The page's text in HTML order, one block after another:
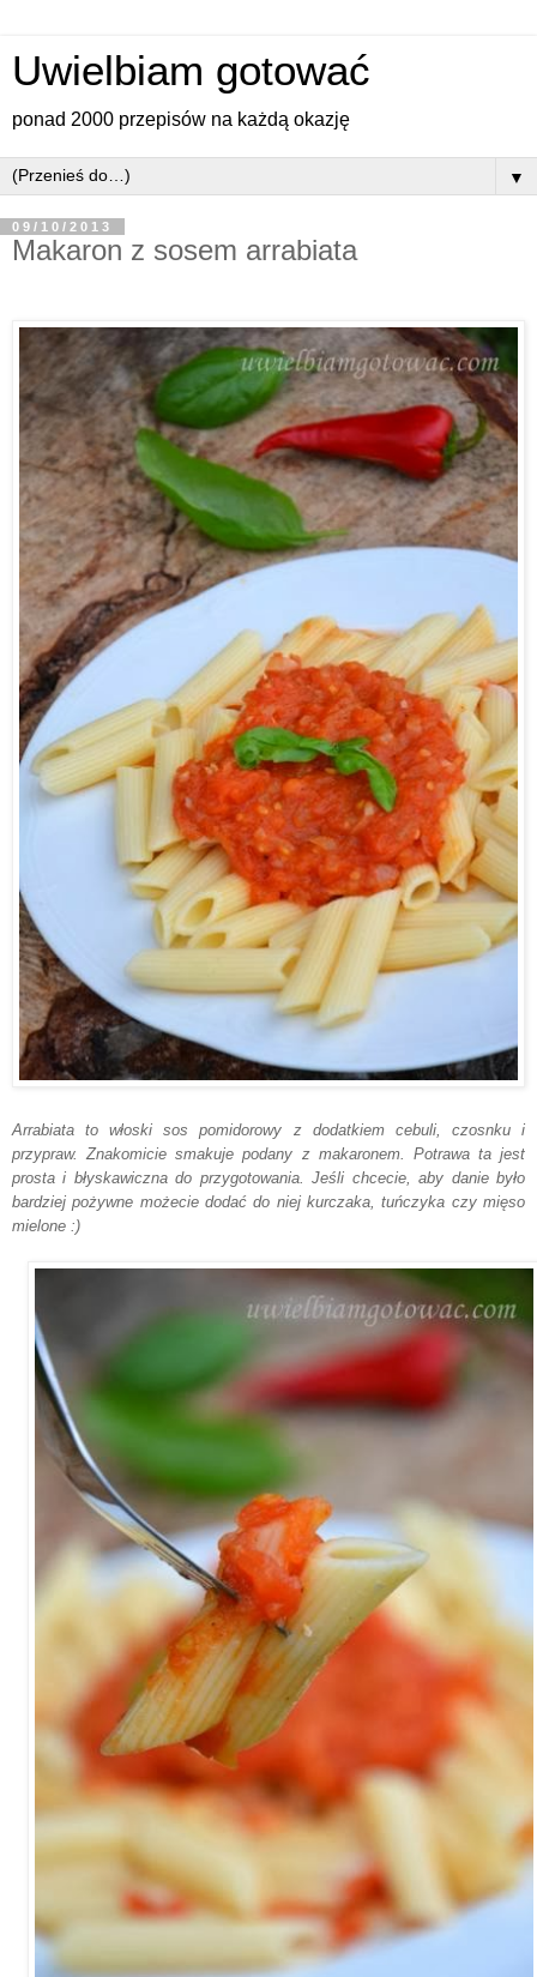
Uwielbiam gotować
ponad 2000 przepisów na każdą okazję
▼
09/10/2013
Makaron z sosem arrabiata
Arrabiata to włoski sos pomidorowy z dodatkiem cebuli, czosnku i
przypraw. Znakomicie smakuje podany z makaronem. Potrawa ta jest
prosta i błyskawiczna do przygotowania. Jeśli chcecie, aby danie było
bardziej pożywne możecie dodać do niej kurczaka, tuńczyka czy mięso
mielone :)